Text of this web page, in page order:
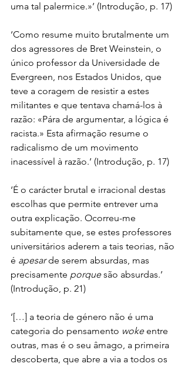
uma tal palermice.»’ (Introdução, p. 17)
‘Como resume muito brutalmente um
dos agressores de Bret Weinstein, o
único professor da Universidade de
Evergreen, nos Estados Unidos, que
teve a coragem de resistir a estes
militantes e que tentava chamá-los à
razão: «Pára de argumentar, a lógica é
racista.» Esta afirmação resume o
radicalismo de um movimento
inacessível à razão.’ (Introdução, p. 17)
‘É o carácter brutal e irracional destas
escolhas que permite entrever uma
outra explicação. Ocorreu-me
subitamente que, se estes professores
universitários aderem a tais teorias, não
é apesar de serem absurdas, mas
precisamente porque são absurdas.’
(Introdução, p. 21)
‘[…] a teoria de género não é uma
categoria do pensamento woke entre
outras, mas é o seu âmago, a primeira
descoberta, que abre a via a todos os